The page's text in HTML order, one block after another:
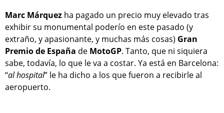
Marc Márquez ha pagado un precio muy elevado tras
exhibir su monumental poderío en este pasado (y
extraño, y apasionante, y muchas más cosas) Gran
Premio de España de MotoGP. Tanto, que ni siquiera
sabe, todavía, lo que le va a costar. Ya está en Barcelona:
“al hospital” le ha dicho a los que fueron a recibirle al
aeropuerto.